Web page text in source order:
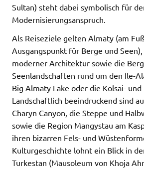
Sultan) steht dabei symbolisch für
Modernisierungsanspruch.
Als Reiseziele gelten Almaty (am Fuß
Ausgangspunkt für Berge und
moderner Architektur sowie die
Seenlandschaften rund um den Ile-
Big Almaty Lake oder die Kolsai- und
Landschaftlich beeindruckend sind
Charyn Canyon, die Steppe und
sowie die Region Mangystau am
ihren bizarren Fels- und
Kulturgeschichte lohnt ein Blick in
Turkestan (Mausoleum von Khoja